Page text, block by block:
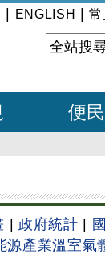
ENGLISH |常
便
政府統計
源產業溫室氣